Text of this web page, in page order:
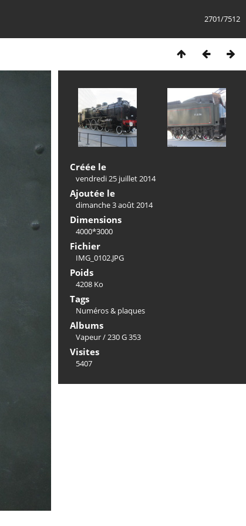
2701/7512
Créée le
vendredi 25 juillet 2014
Ajoutée le
dimanche 3 août 2014
Dimensions
4000*3000
Fichier
IMG_0102.JPG
Poids
4208 Ko
Tags
Numéros & plaques
Albums
Vapeur/230 G 353
Visites
5407